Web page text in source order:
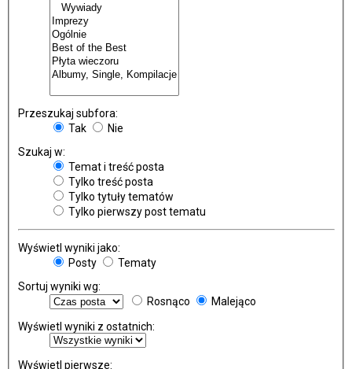
Przeszukaj subfora:
Tak
Nie
Szukaj w:
Temat i treść posta
Tylko treść posta
Tylko tytuły tematów
Tylko pierwszy post tematu
Wyświetl wyniki jako:
Posty
Tematy
Sortuj wyniki wg:
Rosnąco
Malejąco
Wyświetl wyniki z ostatnich:
Wyświetl pierwsze: